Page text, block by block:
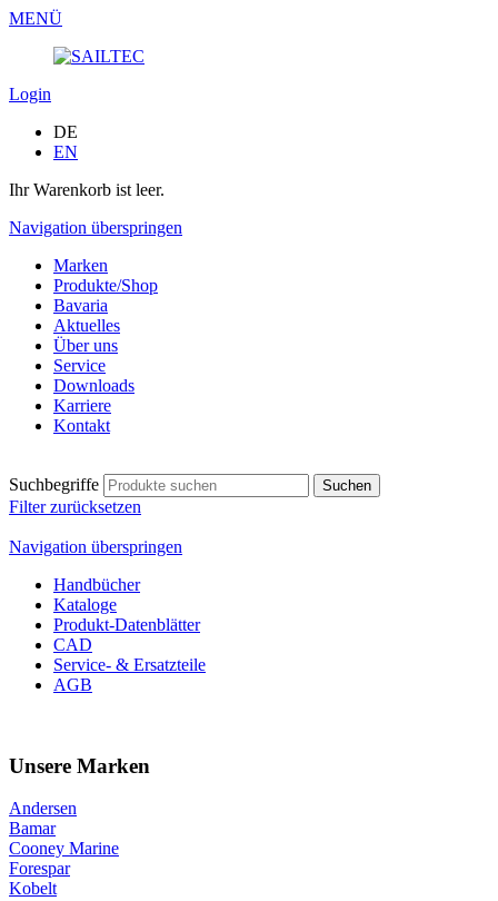
MENÜ
Login
DE
EN
Ihr Warenkorb ist leer.
Navigation überspringen
Marken
Produkte/Shop
Bavaria
Aktuelles
Über uns
Service
Downloads
Karriere
Kontakt
Suchbegriffe
Filter zurücksetzen
Navigation überspringen
Handbücher
Kataloge
Produkt-Datenblätter
CAD
Service- & Ersatzteile
AGB
Unsere Marken
Andersen
Bamar
Cooney Marine
Forespar
Kobelt